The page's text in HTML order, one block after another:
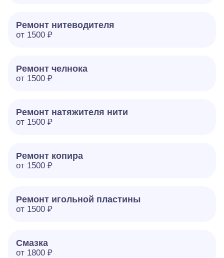
Ремонт нитеводителя
от 1500 ₽
Ремонт челнока
от 1500 ₽
Ремонт натяжителя нити
от 1500 ₽
Ремонт копира
от 1500 ₽
Ремонт игольной пластины
от 1500 ₽
Смазка
от 1800 ₽